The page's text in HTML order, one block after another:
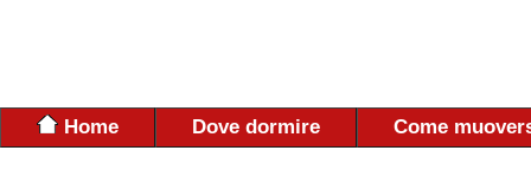
Home Dove dormire Come